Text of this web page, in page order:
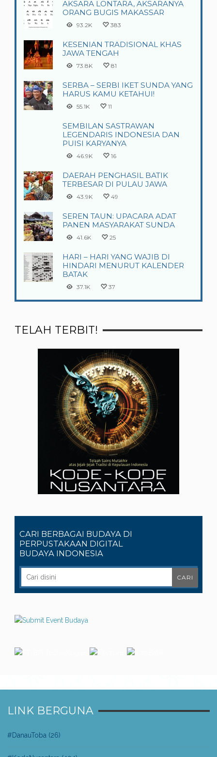
AKSARA LONTARA, AKSARANYA
ORANG BUGIS MAKASSAR
93.2K 383
KESENIAN TRADISIONAL KHAS
JAWA TENGAH
73.8K 81
SERBA – SERBI IKET SUNDA YANG
HARUS KAMU KETAHUI!
55.1K 11
SEMBILAN SASTRAWAN
LEGENDARIS INDONESIA DAN
PUISI KARYANYA
46.9K 16
DAERAH PENGHASIL BATIK
TERBESAR DI PULAU JAWA
43.9K 49
SEREN TAUN: UPACARA ADAT
PANEN MASYARAKAT SUNDA
41.6K 25
HARI – HARI YANG WAJIB DI
HINDARI MENURUT KALENDER
BATAK
37.1K 37
TELAH TERBIT!
CARI BERBAGAI BUDAYA DI
PERPUSTAKAAN DIGITAL
BUDAYA INDONESIA
LINK BERGUNA
#DanauToba (26)